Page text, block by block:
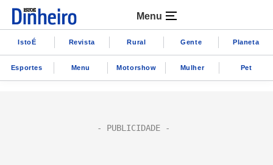
Menu
IstoÉ Revista Rural Gente Planeta
Esportes Menu Motorshow Mulher Pet